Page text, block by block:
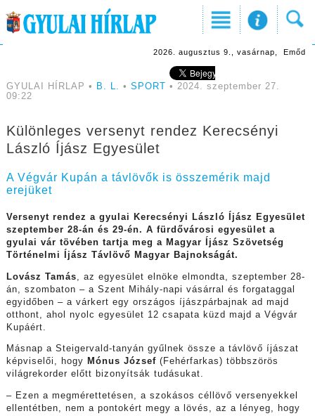
2026. augusztus 9., vasárnap, Emőd
GYULAI HÍRLAP • B. L. • SPORT
• 2024. szeptember 27.
09:22
Különleges versenyt rendez Kerecsényi
László Íjász Egyesület
A Végvár Kupán a távlövők is összemérik majd
erejüket
Versenyt rendez a gyulai Kerecsényi László Íjász Egyesület
szeptember 28-án és 29-én. A fürdővárosi egyesület a
gyulai vár tövében tartja meg a Magyar Íjász Szövetség
Történelmi Íjász Távlövő Magyar Bajnokságát.
Lovász Tamás , az egyesület elnöke elmondta, szeptember 28-
án, szombaton – a Szent Mihály-napi vásárral és forgataggal
egyidőben – a várkert egy országos íjászpárbajnak ad majd
otthont, ahol nyolc egyesület 12 csapata küzd majd a Végvár
Kupáért.
Másnap a Steigervald-tanyán gyűlnek össze a távlövő íjászat
képviselői, hogy Mónus József(Fehérfarkas) többszörös
világrekorder előtt bizonyítsák tudásukat.
– Ezen a megmérettetésen, a szokásos céllövő versenyekkel
ellentétben, nem a pontokért megy a lövés, az a lényeg, hogy